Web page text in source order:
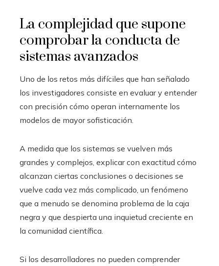
La complejidad que supone
comprobar la conducta de
sistemas avanzados
Uno de los retos más difíciles que han señalado
los investigadores consiste en evaluar y entender
con precisión cómo operan internamente los
modelos de mayor sofisticación.
A medida que los sistemas se vuelven más
grandes y complejos, explicar con exactitud cómo
alcanzan ciertas conclusiones o decisiones se
vuelve cada vez más complicado, un fenómeno
que a menudo se denomina problema de la caja
negra y que despierta una inquietud creciente en
la comunidad científica.
Si los desarrolladores no pueden comprender